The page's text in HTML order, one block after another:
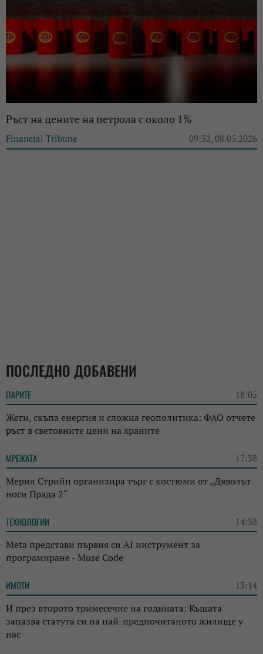
Ръст на цените на петрола с около 1%
Financial Tribune 09:32, 08.05.2026
ПОСЛЕДНО ДОБАВЕНИ
ПАРИТЕ 18:05
Жеги, скъпа енергия и сложна геополитика: ФАО отчете
ръст в световните цени на храните
МРЕЖАТА 17:38
Мерил Стрийп организира търг с костюми от „Дяволът
носи Прада 2“
ТЕХНОЛОГИИ 14:38
Meta представи първия си AI инструмент за
програмиране - Muse Code
ИМОТИ 13:14
И през второто тримесечие на годината: Къщата
запазва статута си на най-предпочитаното жилище у
нас